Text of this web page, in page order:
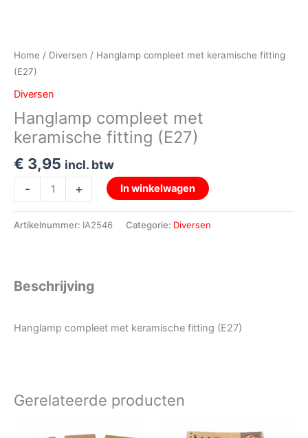
Home / Diversen / Hanglamp compleet met keramische fitting
(E27)
Diversen
Hanglamp compleet met
keramische fitting (E27)
€ 3,95 incl. btw
-
+ In winkelwagen
Artikelnummer: IA2546 Categorie: Diversen
Beschrijving
Hanglamp compleet met keramische fitting (E27)
Gerelateerde producten